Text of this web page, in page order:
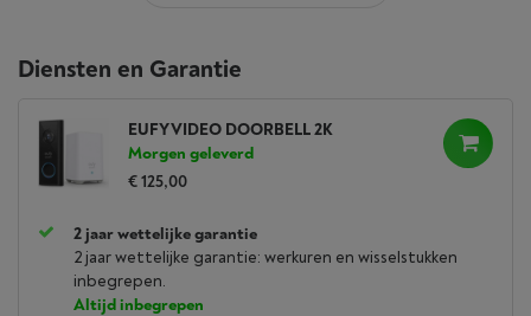
Diensten en Garantie
EUFY VIDEO DOORBELL 2K
Morgen geleverd
€ 125,00
2 jaar wettelijke garantie
2 jaar wettelijke garantie: werkuren en wisselstukken
inbegrepen.
Altijd inbegrepen